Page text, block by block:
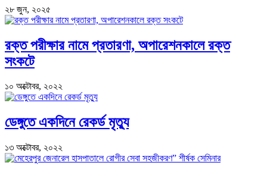
২৮ জুন, ২০২৫
রক্ত পরীক্ষার নামে প্রতারণা, অপারেশনকালে রক্ত
সংকটে
১০ অক্টোবর, ২০২২
ডেঙ্গুতে একদিনে রেকর্ড মৃত্যু
১৩ অক্টোবর, ২০২২